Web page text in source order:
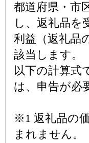
都道府県・市
し、返礼品を
利益（返礼品
該当します。
以下の計算式
は、申告が必
※1 返礼品の
まれません。